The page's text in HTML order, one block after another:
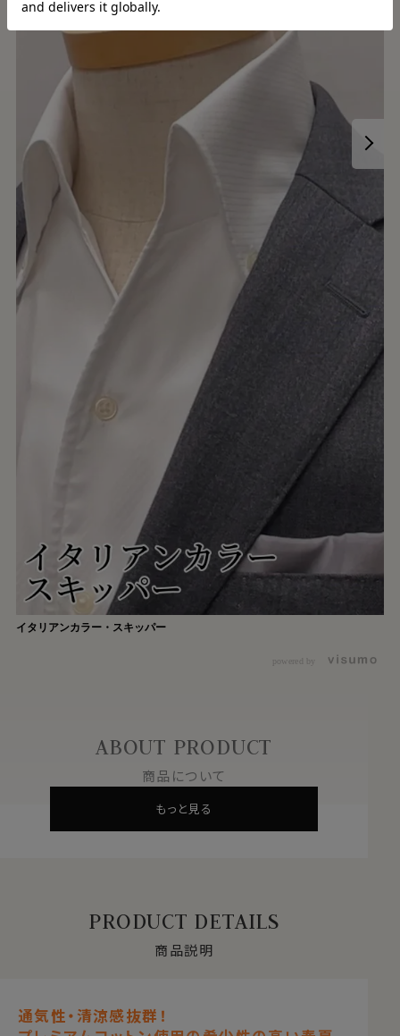
イタリアンカラー・スキッパー
powered by
ABOUT PRODUCT
商品について
もっと見る
PRODUCT DETAILS
商品説明
通気性・清涼感抜群！